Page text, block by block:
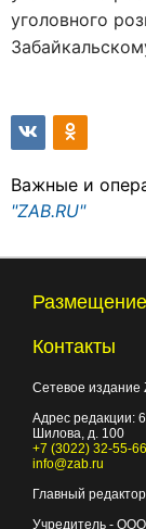
уголовного
Важные и
"ZAB.RU"
Контакты
Сетевое издание
Адрес редакции:
Шилова, д. 100
+7 (3022) 32-55-66
info@zab.ru
Главный
Учредитель -